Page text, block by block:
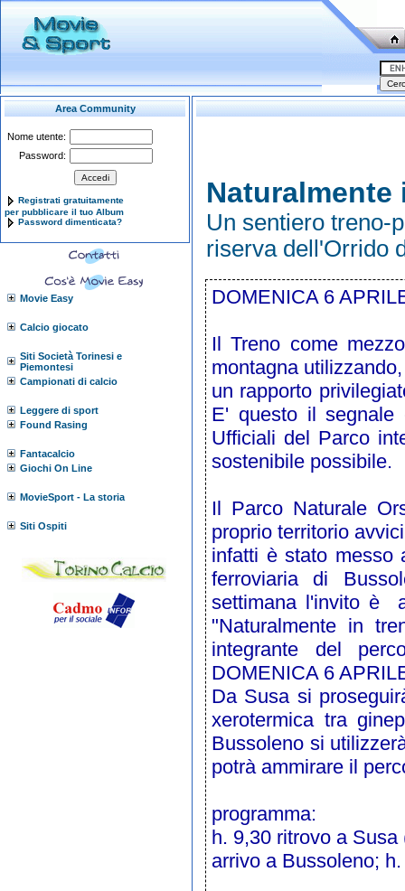
Area Community
Nome utente:
Password:
Registrati gratuitamente
per pubblicare il tuo Album
Password dimenticata?
Movie Easy
Calcio giocato
Siti Società Torinesi e
Piemontesi
Campionati di calcio
Leggere di sport
Found Rasing
Fantacalcio
Giochi On Line
MovieSport - La storia
Siti Ospiti
Naturalmente
Un sentiero treno-
riserva dell'Orrido
DOMENICA 6
Il Treno come
montagna
un rapporto
E' questo il
Ufficiali del Parco
sostenibile possibile.
Il Parco Naturale
proprio territorio
infatti è stato messo
ferroviaria di
settimana l'invito è
"Naturalmente in
integrante del
DOMENICA 6
Da Susa si
xerotermica tra
Bussoleno si
potrà ammirare il
programma:
h. 9,30 ritrovo a
arrivo a Bussoleno;